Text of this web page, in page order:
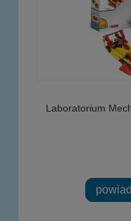
Laboratorium